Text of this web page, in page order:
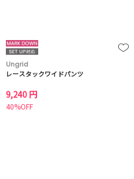
Ungrid
レースタックワイドパンツ
9,240 円
40%OFF